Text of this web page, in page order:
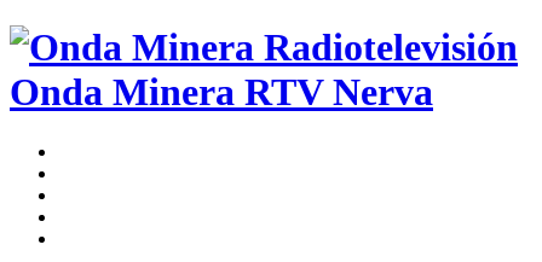
Onda Minera RTVNerva